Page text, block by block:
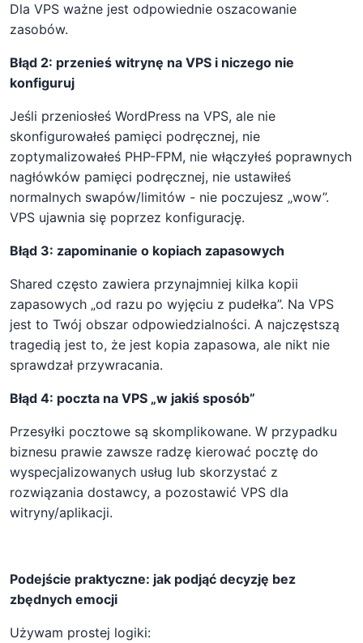
Dla VPS ważne jest odpowiednie oszacowanie
zasobów.
Błąd 2: przenieś witrynę na VPS i niczego nie
konfiguruj
Jeśli przeniosłeś WordPress na VPS, ale nie
skonfigurowałeś pamięci podręcznej, nie
zoptymalizowałeś PHP-FPM, nie włączyłeś poprawnych
nagłówków pamięci podręcznej, nie ustawiłeś
normalnych swapów/limitów - nie poczujesz „wow”.
VPS ujawnia się poprzez konfigurację.
Błąd 3: zapominanie o kopiach zapasowych
Shared często zawiera przynajmniej kilka kopii
zapasowych „od razu po wyjęciu z pudełka”. Na VPS
jest to Twój obszar odpowiedzialności. A najczęstszą
tragedią jest to, że jest kopia zapasowa, ale nikt nie
sprawdzał przywracania.
Błąd 4: poczta na VPS „w jakiś sposób”
Przesyłki pocztowe są skomplikowane. W przypadku
biznesu prawie zawsze radzę kierować pocztę do
wyspecjalizowanych usług lub skorzystać z
rozwiązania dostawcy, a pozostawić VPS dla
witryny/aplikacji.
Podejście praktyczne: jak podjąć decyzję bez
zbędnych emocji
Używam prostej logiki: